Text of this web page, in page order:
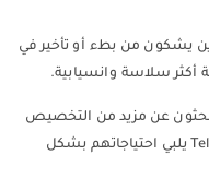
يشكون من بطء أو تأخير في
عن مزيد من التخصيص
والخيارات المتقدمة قد يجدون أن Telegram X يلبي احتياجاتهم بشكل